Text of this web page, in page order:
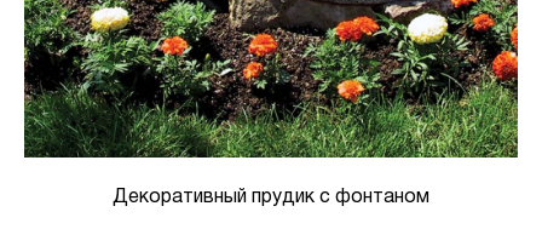
Декоративный прудик с фонтаном